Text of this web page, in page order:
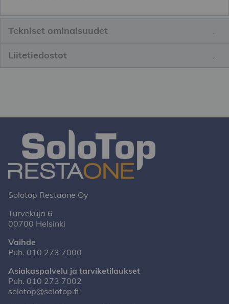
Tekniset ominaisuudet
Liitetiedostot
Solotop Restaone Oy
Turvekuja 6
00700 Helsinki
Vaihde
Puh. 010 273 7000
Asiakaspalvelu ja tarviketilaukset
Puh. 010 273 7002
solotop@solotop.fi